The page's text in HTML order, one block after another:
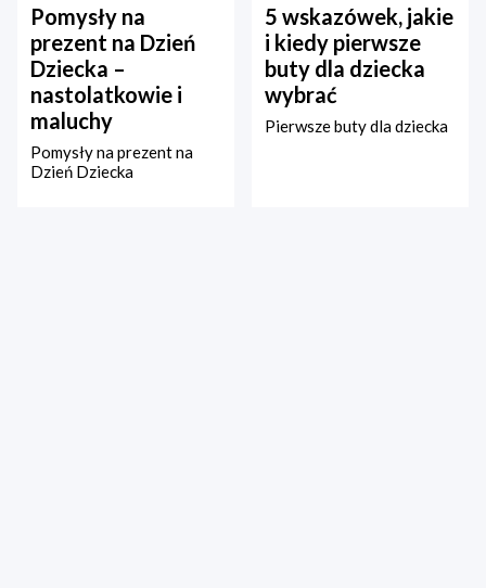
Pomysły na
prezent na Dzień
Dziecka –
nastolatkowie i
maluchy
Pomysły na prezent na
Dzień Dziecka
5 wskazówek, jakie
i kiedy pierwsze
buty dla dziecka
wybrać
Pierwsze buty dla dziecka